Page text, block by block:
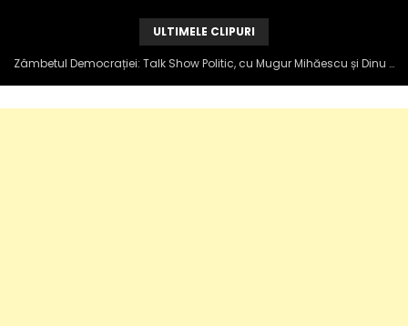
ULTIMELE CLIPURI
Zâmbetul Democrației: Talk Show Politic, cu Mugur Mihăescu și Dinu Popescu